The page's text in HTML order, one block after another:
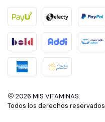
2026 MIS VITAMINAS.
Todos los derechos reservados